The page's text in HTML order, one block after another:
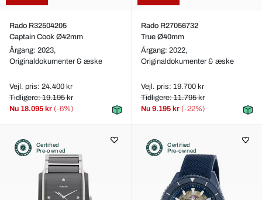
Rado R32504205
Captain Cook Ø42mm
Årgang: 2023,
Originaldokumenter & æske
Vejl. pris: 24.400 kr
Tidligere: 19.195 kr
Nu 18.095 kr (-6%)
Rado R27056732
True Ø40mm
Årgang: 2022,
Originaldokumenter & æske
Vejl. pris: 19.700 kr
Tidligere: 11.795 kr
Nu 9.195 kr (-22%)
Certified
Pre-owned
Certified
Pre-owned